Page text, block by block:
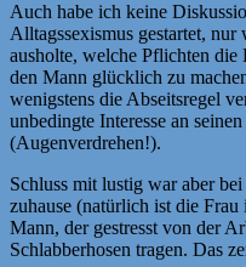
Auch habe ich keine
Alltagssexismus gestartet, nur
ausholte, welche Pflichten
den Mann glücklich zu
wenigstens die Abseitsregel
unbedingte Interesse an
(Augenverdrehen!).
Schluss mit lustig war aber
zuhause (natürlich ist die
Mann, der gestresst von der
Schlabberhosen tragen. Das